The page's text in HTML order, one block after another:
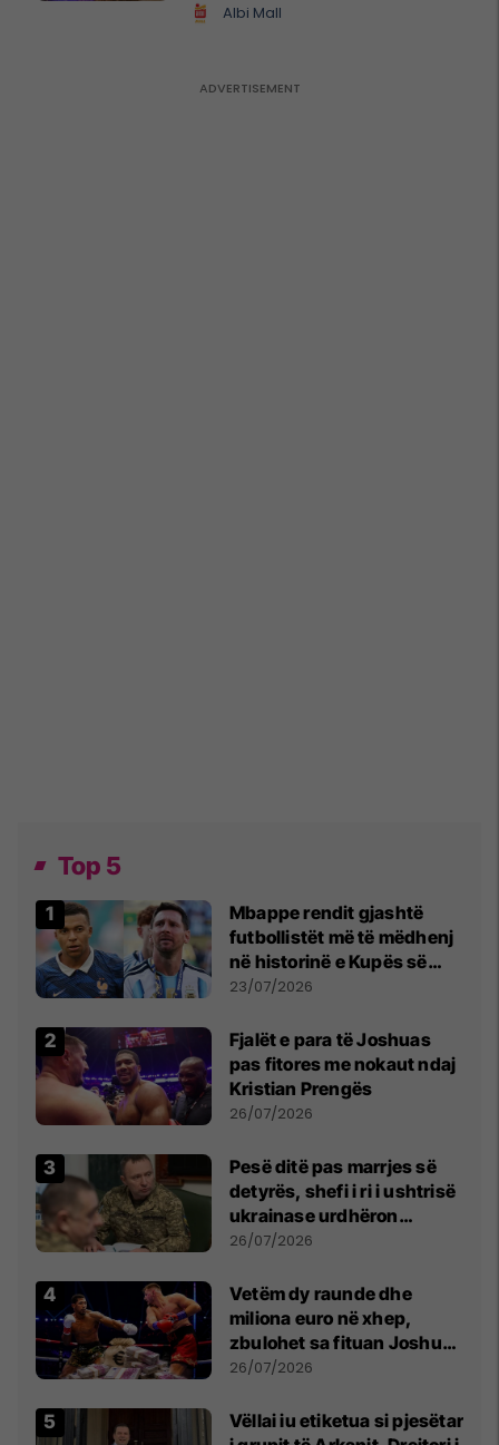
Albi Mall
Top 5
Mbappe rendit gjashtë
futbollistët më të mëdhenj
në historinë e Kupës së
Botës, Messi mbetet i dyti
23/07/2026
Fjalët e para të Joshuas
pas fitores me nokaut ndaj
Kristian Prengës
26/07/2026
Pesë ditë pas marrjes së
detyrës, shefi i ri i ushtrisë
ukrainase urdhëron
kontroll të madh
26/07/2026
Vetëm dy raunde dhe
miliona euro në xhep,
zbulohet sa fituan Joshua
e Prenga
26/07/2026
Vëllai iu etiketua si pjesëtar